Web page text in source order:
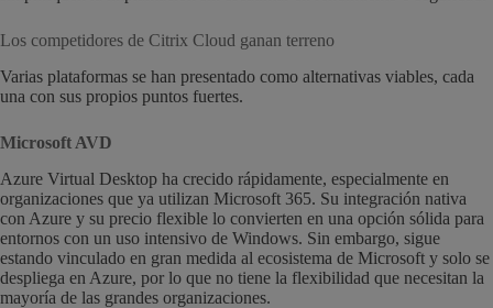
Los competidores de Citrix Cloud ganan terreno
Varias plataformas se han presentado como alternativas viables, cada
una con sus propios puntos fuertes.
Microsoft AVD
Azure Virtual Desktop ha crecido rápidamente, especialmente en
organizaciones que ya utilizan Microsoft 365. Su integración nativa
con Azure y su precio flexible lo convierten en una opción sólida para
entornos con un uso intensivo de Windows. Sin embargo, sigue
estando vinculado en gran medida al ecosistema de Microsoft y solo se
despliega en Azure, por lo que no tiene la flexibilidad que necesitan la
mayoría de las grandes organizaciones.